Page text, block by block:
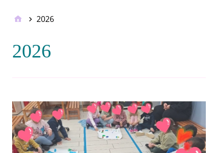
2026
2026